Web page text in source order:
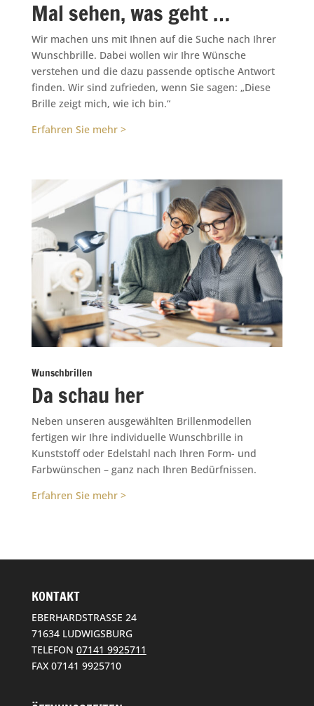
Mal sehen, was geht …
Wir machen uns mit Ihnen auf die Suche nach Ihrer
Wunschbrille. Dabei wollen wir Ihre Wünsche
verstehen und die dazu passende optische Antwort
finden. Wir sind zufrieden, wenn Sie sagen: „Diese
Brille zeigt mich, wie ich bin.“
Erfahren Sie mehr >
Wunschbrillen
Da schau her
Neben unseren ausgewählten Brillenmodellen
fertigen wir Ihre individuelle Wunschbrille in
Kunststoff oder Edelstahl nach Ihren Form- und
Farbwünschen – ganz nach Ihren Bedürfnissen.
Erfahren Sie mehr >
KONTAKT
EBERHARDSTRASSE 24
71634 LUDWIGSBURG
TELEFON 07141 9925711
FAX 07141 9925710